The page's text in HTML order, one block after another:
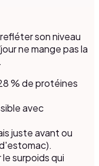
son niveau
ne mange pas la
% de protéines
avec
juste avant ou
le surpoids qui